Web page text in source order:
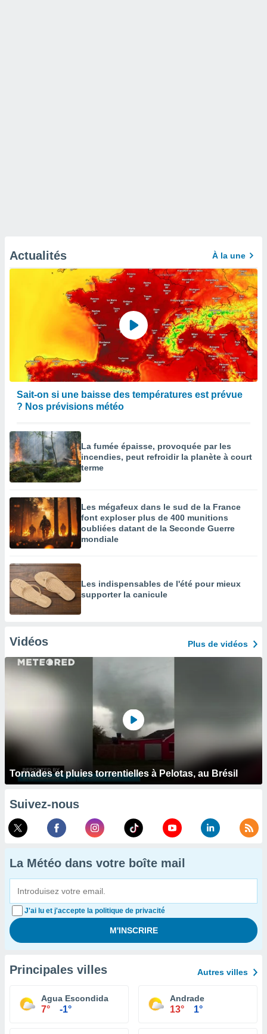
Actualités À la une
Sait-on si une baisse des températures est prévue
? Nos prévisions météo
La fumée épaisse, provoquée par les
incendies, peut refroidir la planète à court
terme
Les mégafeux dans le sud de la France
font exploser plus de 400 munitions
oubliées datant de la Seconde Guerre
mondiale
Les indispensables de l'été pour mieux
supporter la canicule
Vidéos Plus de vidéos
Tornades et pluies torrentielles à Pelotas, au Brésil
Suivez-nous
La Météo dans votre boîte mail
J'ai lu et j'accepte la politique de privacité
Principales villes Autres villes
Agua Escondida
7° -1°
Andrade
13° 1°